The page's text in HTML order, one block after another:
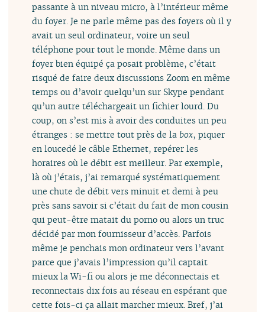
passante à un niveau micro, à l’intérieur même
du foyer. Je ne parle même pas des foyers où il y
avait un seul ordinateur, voire un seul
téléphone pour tout le monde. Même dans un
foyer bien équipé ça posait problème, c’était
risqué de faire deux discussions Zoom en même
temps ou d’avoir quelqu’un sur Skype pendant
qu’un autre téléchargeait un fichier lourd. Du
coup, on s’est mis à avoir des conduites un peu
étranges : se mettre tout près de la box, piquer
en loucedé le câble Ethernet, repérer les
horaires où le débit est meilleur. Par exemple,
là où j’étais, j’ai remarqué systématiquement
une chute de débit vers minuit et demi à peu
près sans savoir si c’était du fait de mon cousin
qui peut-être matait du porno ou alors un truc
décidé par mon fournisseur d’accès. Parfois
même je penchais mon ordinateur vers l’avant
parce que j’avais l’impression qu’il captait
mieux la Wi-fi ou alors je me déconnectais et
reconnectais dix fois au réseau en espérant que
cette fois-ci ça allait marcher mieux. Bref, j’ai